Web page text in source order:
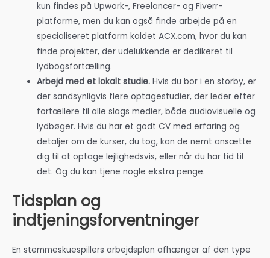
kun findes på Upwork-, Freelancer- og Fiverr-
platforme, men du kan også finde arbejde på en
specialiseret platform kaldet ACX.com, hvor du kan
finde projekter, der udelukkende er dedikeret til
lydbogsfortælling.
Arbejd med et lokalt studie.Hvis du bor i en storby, er
der sandsynligvis flere optagestudier, der leder efter
fortællere til alle slags medier, både audiovisuelle og
lydbøger. Hvis du har et godt CV med erfaring og
detaljer om de kurser, du tog, kan de nemt ansætte
dig til at optage lejlighedsvis, eller når du har tid til
det. Og du kan tjene nogle ekstra penge.
Tidsplan og
indtjeningsforventninger
En stemmeskuespillers arbejdsplan afhænger af den type